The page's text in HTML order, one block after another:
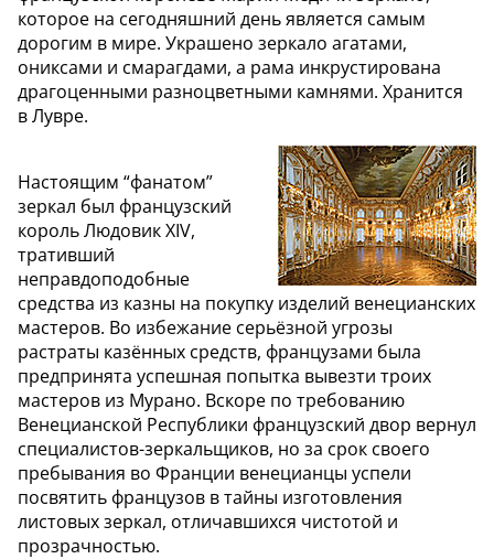
которое на сегодняшний день является самым
дорогим в мире. Украшено зеркало агатами,
ониксами и смарагдами, а рама инкрустирована
драгоценными разноцветными камнями. Хранится
в Лувре.
Настоящим “фанатом”
зеркал был французский
король Людовик XIV,
тративший
неправдоподобные
средства из казны на покупку изделий венецианских
мастеров. Во избежание серьёзной угрозы
растраты казённых средств, французами была
предпринята успешная попытка вывезти троих
мастеров из Мурано. Вскоре по требованию
Венецианской Республики французский двор вернул
специалистов-зеркальщиков, но за срок своего
пребывания во Франции венецианцы успели
посвятить французов в тайны изготовления
листовых зеркал, отличавшихся чистотой и
прозрачностью.